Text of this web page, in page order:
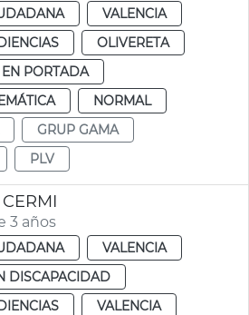
VALENCIA
OLIVERETA
EN PORTADA
NORMAL
GRUP GAMA
PLV
3 años
VALENCIA
DISCAPACIDAD
VALENCIA